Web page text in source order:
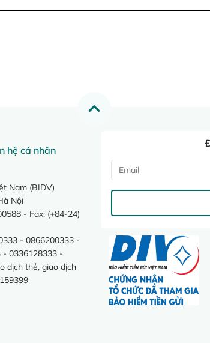
hệ cá nhân
Nam (BIDV)
Nội
- Fax: (+84-24)
- 0866200333 -
- 0336128333 -
dịch thẻ, giao dịch